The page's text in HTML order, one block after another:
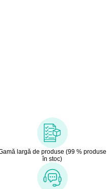
largă de produse (99 % produse
în stoc)